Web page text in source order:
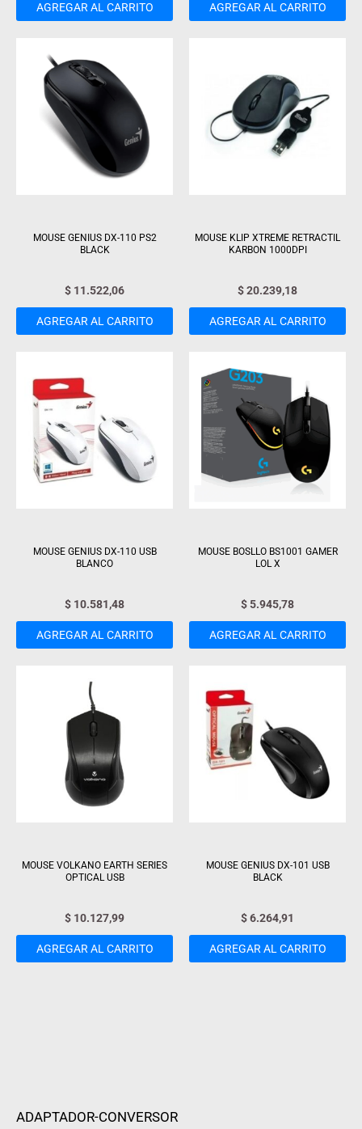
ADAPTADOR-CONVERSOR
AGREGAR AL CARRITO AGREGAR AL CARRITO
MOUSE GENIUS DX-110 PS2
BLACK
$ 11.522,06
AGREGAR AL CARRITO
MOUSE KLIP XTREME RETRACTIL
KARBON 1000DPI
$20.239,18
AGREGAR AL CARRITO
MOUSE GENIUS DX-110 USB
BLANCO
$ 10.581,48
AGREGAR AL CARRITO
MOUSE BOSLLO BS1001 GAMER
LOL X
$5.945,78
AGREGAR AL CARRITO
MOUSE VOLKANO EARTH SERIES
OPTICAL USB
$ 10.127,99
AGREGAR AL CARRITO
MOUSE GENIUS DX-101 USB
BLACK
$6.264,91
AGREGAR AL CARRITO